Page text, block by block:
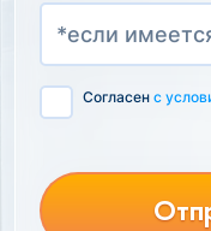
Согласен с